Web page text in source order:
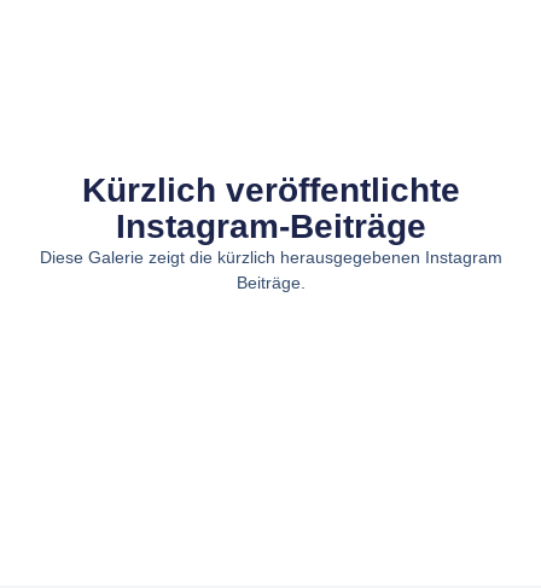
Kürzlich veröffentlichte
Instagram-Beiträge
Diese Galerie zeigt die kürzlich herausgegebenen Instagram
Beiträge.